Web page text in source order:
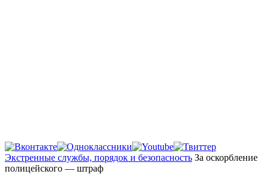
Главная
Экстренные службы, порядок и безопасность За оскорбление
полицейского — штраф